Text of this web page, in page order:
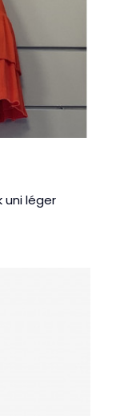
uni léger